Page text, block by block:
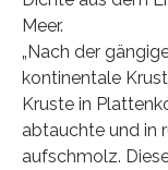
Meer.
„Nach der
kontinentale
Kruste in
abtauchte und in
aufschmolz.